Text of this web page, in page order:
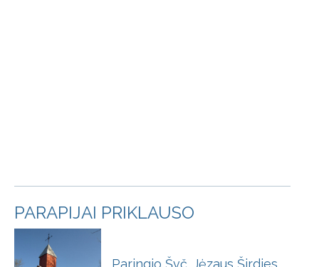
PARAPIJAI PRIKLAUSO